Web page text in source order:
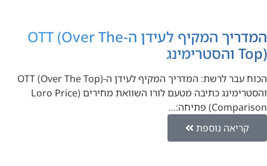
המדריך המקיף לעידן ה-OTT (Over The
Top) והסטרימינג
הכוח עבר לרשת: המדריך המקיף לעידן ה-OTT (Over The Top)
והסטרימינג כתיבה מטעם לורו השוואת מחירים (Loro Price
Comparison) פתיחה:…
קריאה נוספת